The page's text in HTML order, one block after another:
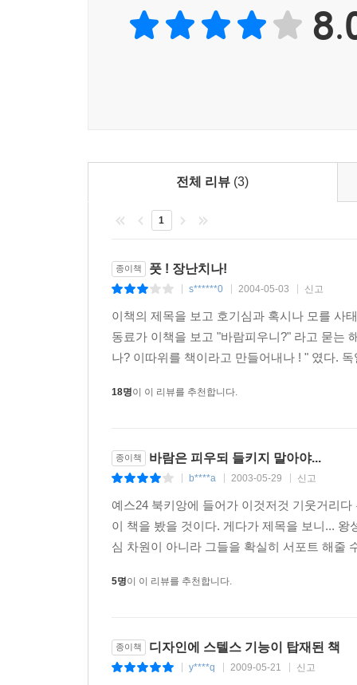
전체 리뷰 (3)
1
종이책 풋 ! 장난치나!
s******0 2004-05-03 신고
이책의 제목을 보고 호기심과 혹시나 모를 사
동료가 이책을 보고 "바람피우니?" 라고 묻는
나? 이따위를 책이라고 만들어내나 ! " 였다.
18명이 이 리뷰를 추천합니다.
종이책 바람은 피우되 들키지 말아야...
b****a 2003-05-29 신고
예스24 북키앙에 들어가 이것저것 기웃거리
이 책을 봤을 것이다. 게다가 제목을 보니...
심 차원이 아니라 그들을 확실히 서포트 해줄
5명이 이 리뷰를 추천합니다.
종이책 디자인에 스텔스 기능이 탑재된 책
y****q 2009-05-21 신고